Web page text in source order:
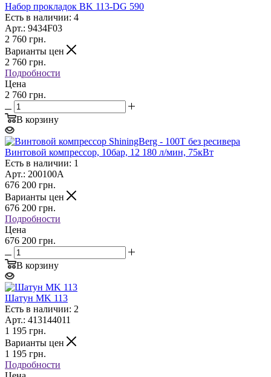
Набор прокладок BK 113-DG 590
Есть в наличии: 4
Арт.: 9434F03
2 760 грн.
Варианты цен
2 760 грн.
Подробности
Цена
2 760 грн.
В корзину
Винтовой компрессор, 10бар, 12 180 л/мин, 75кВт
Есть в наличии: 1
Арт.: 200100A
676 200 грн.
Варианты цен
676 200 грн.
Подробности
Цена
676 200 грн.
В корзину
Шатун MK 113
Есть в наличии: 2
Арт.: 413144011
1 195 грн.
Варианты цен
1 195 грн.
Подробности